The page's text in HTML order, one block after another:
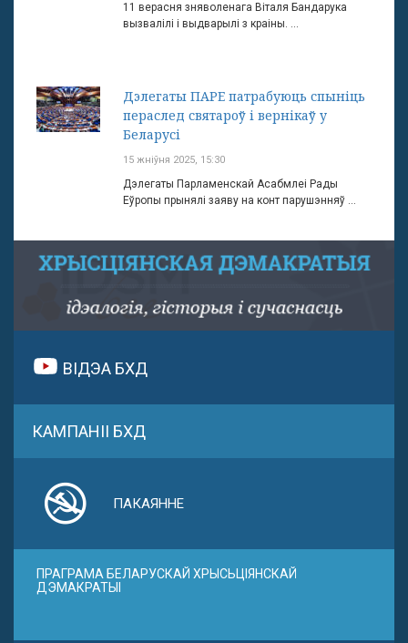
11 верасня зняволенага Віталя Бандарука
вызвалілі і выдварылі з краіны. ...
Дэлегаты ПАРЕ патрабуюць спыніць
пераслед святароў і вернікаў у
Беларусі
15 жніўня 2025, 15:30
Дэлегаты Парламенскай Асабмлеі Рады
Еўропы прынялі заяву на конт парушэнняў ...
ВІДЭА БХД
КАМПАНІІ БХД
ПАКАЯННЕ
ПРАГРАМА БЕЛАРУСКАЙ ХРЫСЬЦІЯНСКАЙ
ДЭМАКРАТЫІ